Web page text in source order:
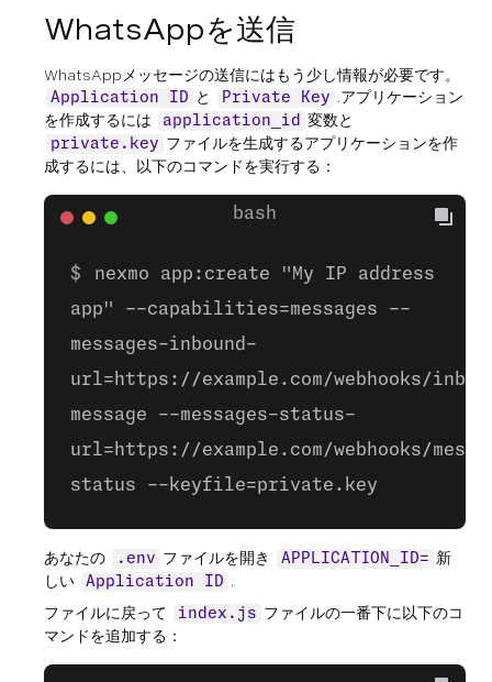
WhatsAppを送信
WhatsAppメッセージの送信にはもう少し情報が必要です。
Application ID と Private Key .アプリケーション
を作成するには
application_id 変数と
private.key ファイルを生成するアプリケーションを作
成するには、以下のコマンドを実行する：
nexmo app:create "My IP address
app" --capabilities=messages --
messages-inbound-
url=https://example.com/webhooks/
message --messages-status-
url=https://example.com/webhooks/
status --keyfile=private.key
あなたの .env ファイルを開き APPLICATION_ID= 新
しい
Application ID .
ファイルに戻って
index.js ファイルの一番下に以下のコ
マンドを追加する：